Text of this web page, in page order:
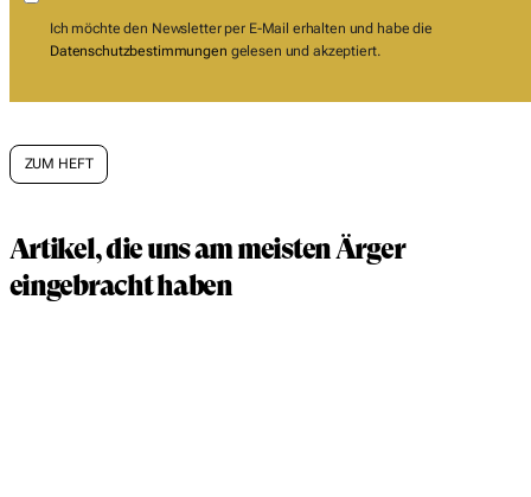
Ich möchte den Newsletter per E-Mail erhalten und habe die
Datenschutzbestimmungen gelesen und akzeptiert.
ZUM HEFT
Artikel, die uns am meisten Ärger
eingebracht haben